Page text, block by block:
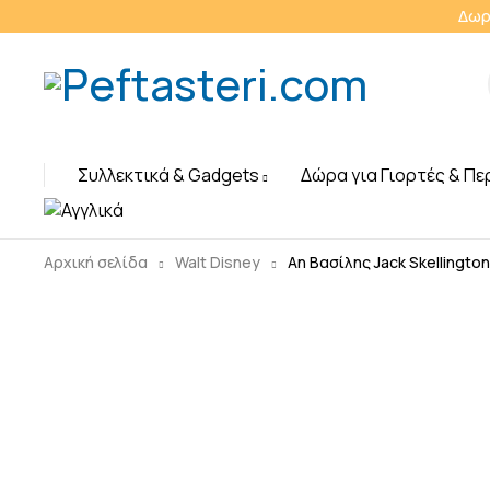
Συλλεκτικά & Gadgets Δώρα για Γιορτές &
Αρχική σελίδα Walt Disney Αη Βασίλης Jack